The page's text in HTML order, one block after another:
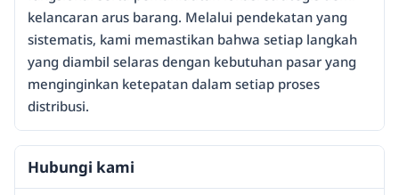
kelancaran arus barang. Melalui pendekatan yang
sistematis, kami memastikan bahwa setiap langkah
yang diambil selaras dengan kebutuhan pasar yang
menginginkan ketepatan dalam setiap proses
distribusi.
Hubungi kami